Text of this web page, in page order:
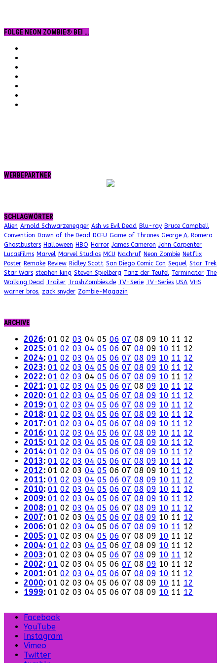
FOLGE NEON ZOMBIE® BEI …
WERBEPARTNER
SCHLAGWÖRTER
Alien Arnold Schwarzenegger Ash vs Evil Dead Blu-ray Bruce Campbell
Convention Dawn of the Dead DCEU Game of Thrones George A. Romero
Ghostbusters Halloween HBO Horror James Cameron John Carpenter
LucasFilms Marvel Marvel Studios MCU Nachruf Neon Zombie Netflix
Poster Remake Review Ridley Scott San Diego Comic Con Sequel Star Trek
Star Wars stephen king Steven Spielberg Tanz der Teufel Terminator The
Walking Dead Trailer TrashZombies.de TV-Serie TV-Series USA VHS
warner bros. zack snyder Zombie-Magazin
ARCHIVE
2026: 01 02 03 04 05 06 07 08 09 10 11 12
2025: 01 02 03 04 05 06 07 08 09 10 11 12
2024: 01 02 03 04 05 06 07 08 09 10 11 12
2023: 01 02 03 04 05 06 07 08 09 10 11 12
2022: 01 02 03 04 05 06 07 08 09 10 11 12
2021: 01 02 03 04 05 06 07 08 09 10 11 12
2020: 01 02 03 04 05 06 07 08 09 10 11 12
2019: 01 02 03 04 05 06 07 08 09 10 11 12
2018: 01 02 03 04 05 06 07 08 09 10 11 12
2017: 01 02 03 04 05 06 07 08 09 10 11 12
2016: 01 02 03 04 05 06 07 08 09 10 11 12
2015: 01 02 03 04 05 06 07 08 09 10 11 12
2014: 01 02 03 04 05 06 07 08 09 10 11 12
2013: 01 02 03 04 05 06 07 08 09 10 11 12
2012: 01 02 03 04 05 06 07 08 09 10 11 12
2011: 01 02 03 04 05 06 07 08 09 10 11 12
2010: 01 02 03 04 05 06 07 08 09 10 11 12
2009: 01 02 03 04 05 06 07 08 09 10 11 12
2008: 01 02 03 04 05 06 07 08 09 10 11 12
2007: 01 02 03 04 05 06 07 08 09 10 11 12
2006: 01 02 03 04 05 06 07 08 09 10 11 12
2005: 01 02 03 04 05 06 07 08 09 10 11 12
2004: 01 02 03 04 05 06 07 08 09 10 11 12
2003: 01 02 03 04 05 06 07 08 09 10 11 12
2002: 01 02 03 04 05 06 07 08 09 10 11 12
2001: 01 02 03 04 05 06 07 08 09 10 11 12
2000: 01 02 03 04 05 06 07 08 09 10 11 12
1999: 01 02 03 04 05 06 07 08 09 10 11 12
Facebook
YouTube
Instagram
Vimeo
Twitter